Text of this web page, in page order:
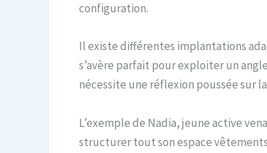
configuration.
Il existe différentes implantations
s’avère parfait pour exploiter un
nécessite une réflexion poussée sur
L’exemple de Nadia, jeune active
structurer tout son espace